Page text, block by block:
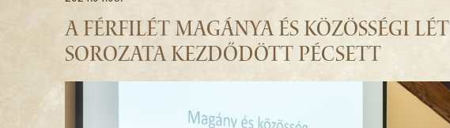
A FÉRFILÉT MAGÁNYA ÉS KÖZÖSSÉGI
SOROZATA KEZDŐDÖTT PÉCSETT